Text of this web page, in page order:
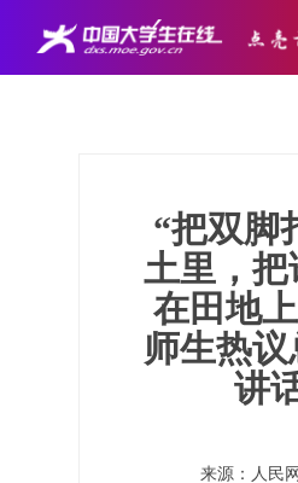
“把双脚
土里，把
在田地
师生热
讲
来源：人民